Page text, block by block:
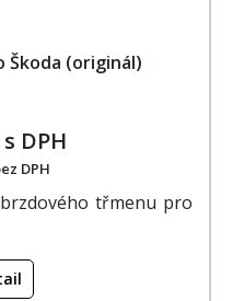
Škoda (originál)
DPH
DPH
třmenu pro